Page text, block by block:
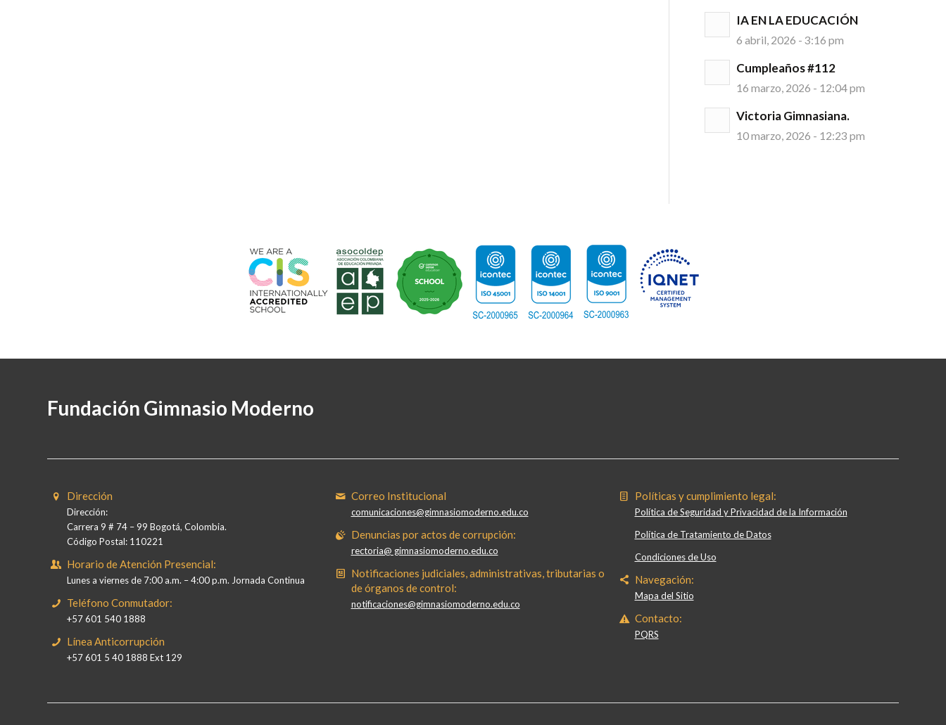
IA EN LA EDUCACIÓN
6 abril, 2026 - 3:16 pm
Cumpleaños #112
16 marzo, 2026 - 12:04 pm
Victoria Gimnasiana.
10 marzo, 2026 - 12:23 pm
Fundación Gimnasio Moderno
Dirección
Dirección:
Carrera 9 # 74 – 99 Bogotá, Colombia.
Código Postal: 110221
Horario de Atención Presencial:
Lunes a viernes de 7:00 a.m. – 4:00 p.m. Jornada Continua
Teléfono Conmutador:
+57 601 540 1888
Línea Anticorrupción
+57 601 5 40 1888 Ext 129
Correo Institucional
comunicaciones@gimnasiomoderno.edu.co
Denuncias por actos de corrupción:
rectoria@ gimnasiomoderno.edu.co
Notificaciones judiciales, administrativas, tributarias o
de órganos de control:
notificaciones@gimnasiomoderno.edu.co
Políticas y cumplimiento legal:
Política de Seguridad y Privacidad de la Información
Política de Tratamiento de Datos
Condiciones de Uso
Navegación:
Mapa del Sitio
Contacto:
PQRS